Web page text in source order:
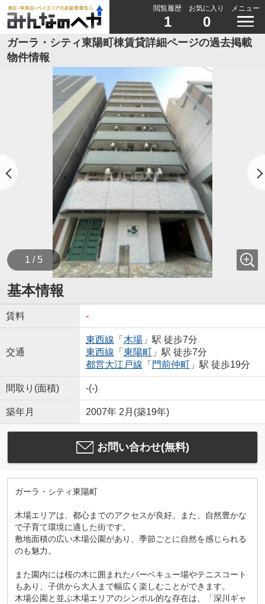
閲覧履歴
1
お気に入り
0
メニュー
ガーラ・シティ東陽町棟賃貸詳細ページの過去掲載
物件情報
1 / 5
基本情報
賃料 -
交通
東西線 「 木場」駅 徒歩7分
東西線 「 東陽町」駅 徒歩7分
都営大江戸線 「 門前仲町」駅 徒歩19分
間取り(面積) -(-)
築年月 2007年 2月(築19年)
お問い合わせ(無料)
ガーラ・シティ東陽町
木場エリアは、都心までのアクセスが良好。また、自然豊かな
で子育て環境に適した街です。
敷地面積の広い木場公園があり、季節ごとに自然を感じられる
のも魅力。
また園内には桜の木に囲まれたバーベキュー場やテニスコート
もあり、子供から大人まで幅広く楽しむことができます。
木場公園と並ぶ木場エリアのシンボル的な存在は、「深川ギャ